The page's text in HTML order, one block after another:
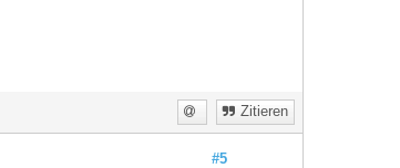
Zitieren
#5